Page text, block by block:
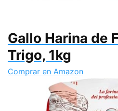
Gallo Harina de
Trigo, 1kg
Comprar en Amazon